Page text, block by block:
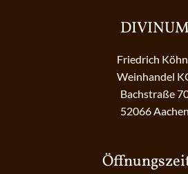
DIVINUM
Friedrich
Weinhandel
Bachstraße
52066 Aachen